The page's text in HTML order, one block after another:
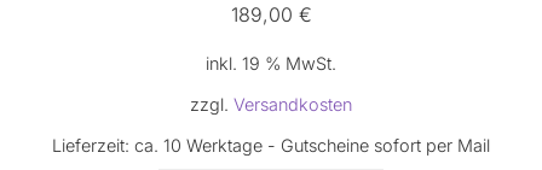
189,00 €
inkl. 19 % MwSt.
zzgl. Versandkosten
Lieferzeit: ca. 10 Werktage - Gutscheine sofort per Mail